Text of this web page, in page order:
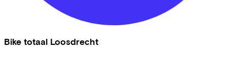
Bike totaal Loosdrecht